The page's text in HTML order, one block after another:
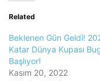
Related
Beklenen Gün Geldi!
Katar Dünya Kupası
Başlıyor!
Kasım 20, 2022